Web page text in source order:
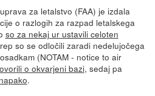
za letalstvo (FAA) je izdala
o razlogih za razpad letalskega
so za nekaj ur ustavili celoten
so se odločili zaradi nedelujočega
(NOTAM - notice to air
o okvarjeni bazi, sedaj pa
.